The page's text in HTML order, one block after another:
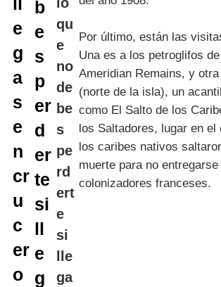
Por último, están las
Una es a los petroglifos
Ameridian Remains, y
(norte de la isla), un
como El Salto de los
los Saltadores, lugar en el
los caribes nativos
muerte para no entregarse
colonizadores franceses.